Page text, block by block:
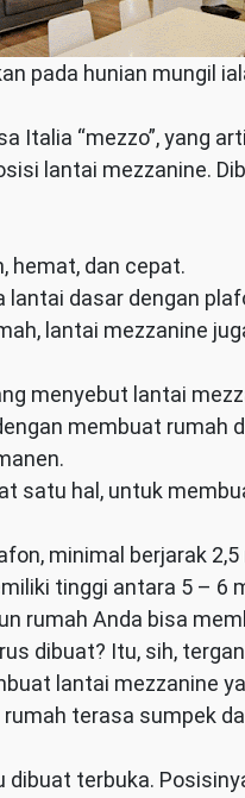
pada hunian mungil
Italia “mezzo”, yang
lantai mezzanine.
hemat, dan cepat.
dasar dengan
lantai mezzanine
menyebut lantai
membuat rumah
satu hal, untuk
minimal berjarak
tinggi antara 5 – 6
rumah Anda bisa
dibuat? Itu, sih,
lantai mezzanine
terasa sumpek
dibuat terbuka.